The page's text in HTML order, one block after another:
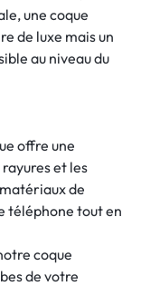
une coque
de luxe mais un
au niveau du
offre une
et les
de
téléphone tout en
coque
de votre